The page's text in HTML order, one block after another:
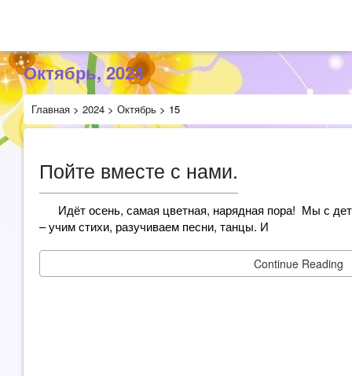
Октябрь, 2024
Главная > 2024 > Октябрь > 15
Пойте вместе с нами.
Идёт осень, самая цветная, нарядная пора! Мы с
– учим стихи, разучиваем песни, танцы. И
Continue Reading